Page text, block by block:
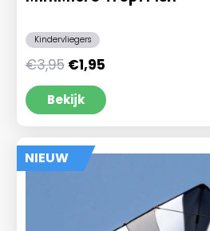
Kindervliegers
€3,95 Oorspronkelijke
prijs
was:
€3,95.
€1,95Huidige
is:
Bekijk
NIEUW